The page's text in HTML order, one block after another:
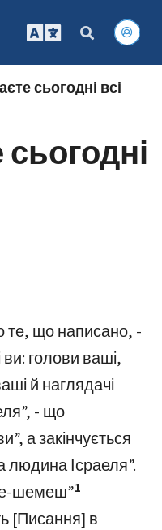
сьогодні всі
те, що написано, -
ви: голови ваші,
й наглядачі
- що
а закінчується
людина Ісраеля”.
шемеш”1
[Писання] в